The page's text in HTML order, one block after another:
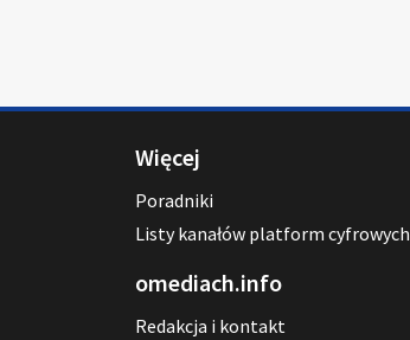
Więcej
Poradniki
Listy kanałów platform cyfrowych
omediach.info
Redakcja i kontakt